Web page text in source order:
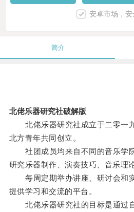
安卓市场，
简介
北佬乐器研究社破解版
北佬乐器研究社成立于二零一
北方青年共同创立。
社团成员均来自不同的音乐学
研究乐器制作、演奏技巧、音乐理
每周定期举办讲座、研讨会和
提供学习和交流的平台。
北佬乐器研究社的目标是通过